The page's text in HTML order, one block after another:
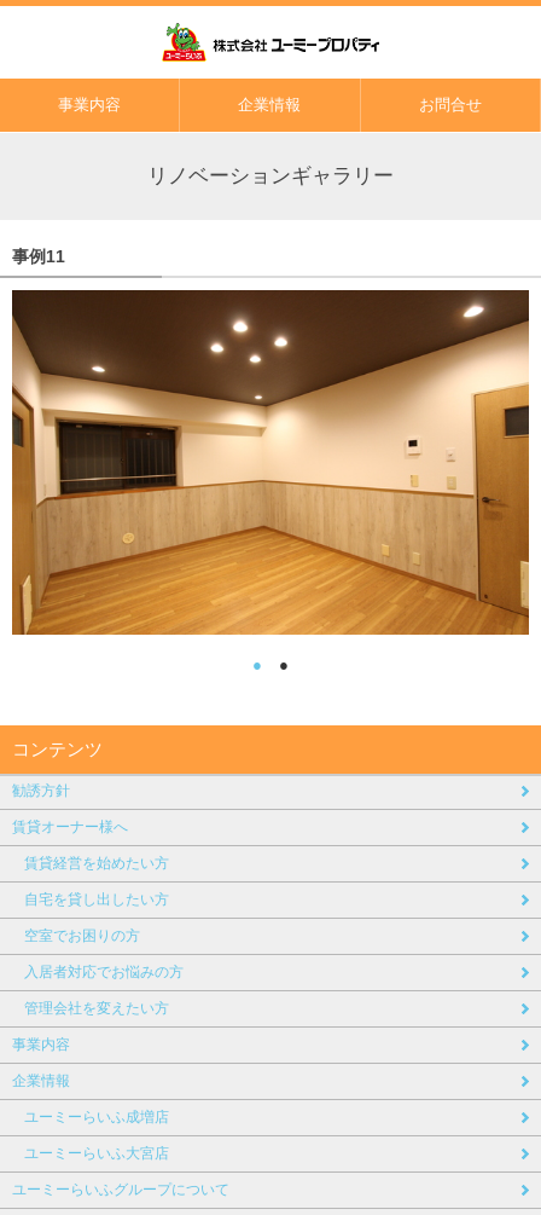
事業内容 企業情報 お問合せ
リノベーションギャラリー
事例11
● ●
コンテンツ
勧誘方針
賃貸オーナー様へ
賃貸経営を始めたい方
自宅を貸し出したい方
空室でお困りの方
入居者対応でお悩みの方
管理会社を変えたい方
事業内容
企業情報
ユーミーらいふ成増店
ユーミーらいふ大宮店
ユーミーらいふグループについて